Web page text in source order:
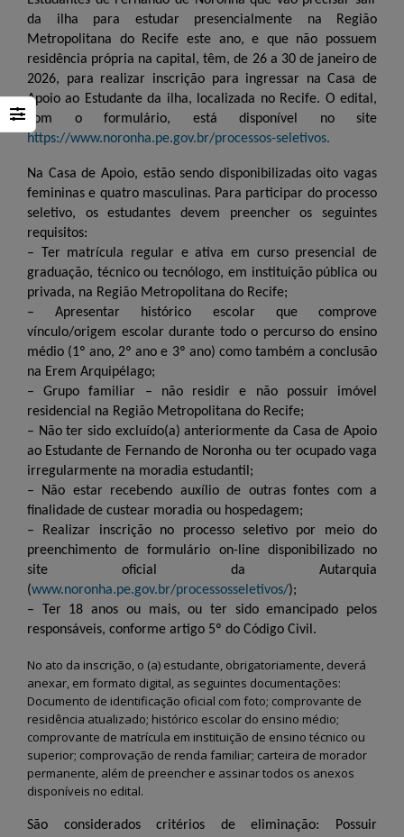
da ilha para estudar presencialmente na Região
Metropolitana do Recife este ano, e que não possuem
residência própria na capital, têm, de 26 a 30 de janeiro de
2026, para realizar inscrição para ingressar na Casa de
Apoio ao Estudante da ilha, localizada no Recife. O edital,
com o formulário, está disponível no site
https://www.noronha.pe.gov.br/processos-seletivos.
Na Casa de Apoio, estão sendo disponibilizadas oito vagas
femininas e quatro masculinas. Para participar do processo
seletivo, os estudantes devem preencher os seguintes
requisitos:
– Ter matrícula regular e ativa em curso presencial de
graduação, técnico ou tecnólogo, em instituição pública ou
privada, na Região Metropolitana do Recife;
– Apresentar histórico escolar que comprove
vínculo/origem escolar durante todo o percurso do ensino
médio (1º ano, 2º ano e 3º ano) como também a conclusão
na Erem Arquipélago;
– Grupo familiar – não residir e não possuir imóvel
residencial na Região Metropolitana do Recife;
– Não ter sido excluído(a) anteriormente da Casa de Apoio
ao Estudante de Fernando de Noronha ou ter ocupado vaga
irregularmente na moradia estudantil;
– Não estar recebendo auxílio de outras fontes com a
finalidade de custear moradia ou hospedagem;
– Realizar inscrição no processo seletivo por meio do
preenchimento de formulário on-line disponibilizado no
site oficial da Autarquia
(www.noronha.pe.gov.br/processosseletivos/);
– Ter 18 anos ou mais, ou ter sido emancipado pelos
responsáveis, conforme artigo 5º do Código Civil.
No ato da inscrição, o (a) estudante, obrigatoriamente, deverá
anexar, em formato digital, as seguintes documentações:
Documento de identificação oficial com foto; comprovante de
residência atualizado; histórico escolar do ensino médio;
comprovante de matrícula em instituição de ensino técnico ou
superior; comprovação de renda familiar; carteira de morador
permanente, além de preencher e assinar todos os anexos
disponíveis no edital.
São considerados critérios de eliminação: Possuir
Fernando de Noronha vai
dar início ao programa
“Noronha na Palma da
Mão”, um sistema digital moderno
para o recadastramento dos
moradores
Noronha terá Arena da
Copa para transmissão dos
jogos do Brasil
12 de junho de 2026
Fernando de Noronha
celebra tradições juninas
com programação especial
para toda a comunidade e turistas
12 de junho de 2026
2026 mobiliza
em Fernando de
com ações de sustentabilidade
educação ambiental
Fernando de Noronha
realiza II Festival
Cultural e Artístico
foco em literatura, arte e
sustentabilidade
Fernando de Noronha
ganha Núcleo de
Ofícios para
cultura local
25 de maio de 2026